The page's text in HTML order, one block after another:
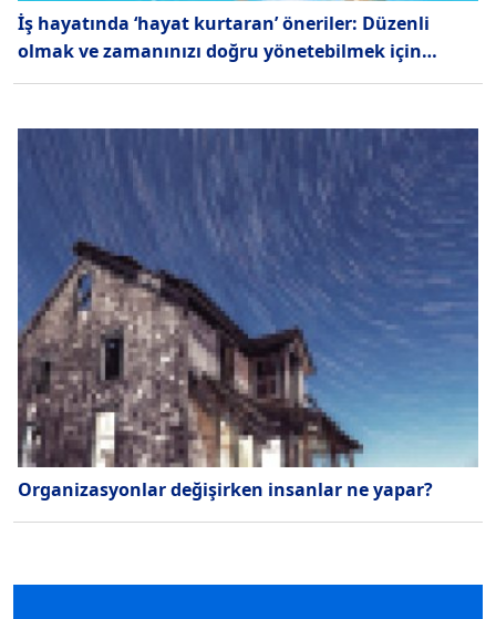
İş hayatında ‘hayat kurtaran’ öneriler: Düzenli
olmak ve zamanınızı doğru yönetebilmek için…
Organizasyonlar değişirken insanlar ne yapar?